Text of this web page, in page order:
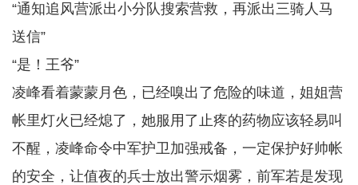
“通知追风营派出小分队搜索营救，再派出三骑人马
送信”
“是！王爷”
凌峰看着蒙蒙月色，已经嗅出了危险的味道，姐姐营
帐里灯火已经熄了，她服用了止疼的药物应该轻易叫
不醒，凌峰命令中军护卫加强戒备，一定保护好帅帐
的安全，让值夜的兵士放出警示烟雾，前军若是发现